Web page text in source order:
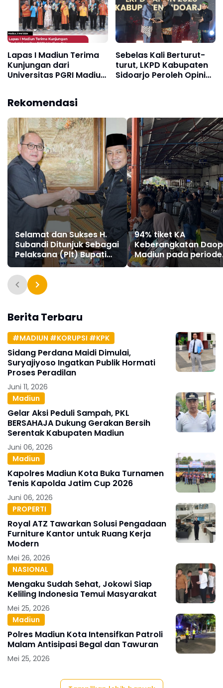
Lapas I Madiun Terima
Kunjungan dari
Universitas PGRI Madiun
Filipina
Sebelas Kali Berturut-
turut, LKPD Kabupaten
Sidoarjo Peroleh Opini
Rekomendasi
Selamat dan Sukses H.
Subandi Ditunjuk Sebagai
Pelaksana (Plt) Bupati
Sidoarjo
94% tiket KA
Keberangkatan
Madiun pada periode
Libur Panjang
Berita Terbaru
#MADIUN #KORUPSI #KPK
Sidang Perdana Maidi Dimulai,
Suryajiyoso Ingatkan Publik Hormati
Proses Peradilan
Juni 11, 2026
Madiun
Gelar Aksi Peduli Sampah, PKL
BERSAHAJA Dukung Gerakan Bersih
Serentak Kabupaten Madiun
Juni 06, 2026
Madiun
Kapolres Madiun Kota Buka Turnamen
Tenis Kapolda Jatim Cup 2026
Juni 06, 2026
PROPERTI
Royal ATZ Tawarkan Solusi Pengadaan
Furniture Kantor untuk Ruang Kerja
Modern
Mei 26, 2026
NASIONAL
Mengaku Sudah Sehat, Jokowi Siap
Keliling Indonesia Temui Masyarakat
Mei 25, 2026
Madiun
Polres Madiun Kota Intensifkan Patroli
Malam Antisipasi Begal dan Tawuran
Mei 25, 2026